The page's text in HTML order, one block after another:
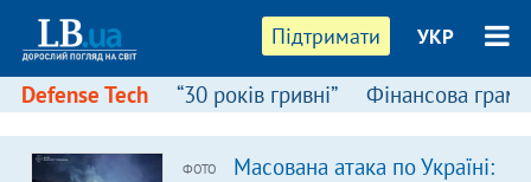
Підтримати УКР
Defense Tech “30 років гривні” Фінансова
ФОТО
Масована атака по Україні: